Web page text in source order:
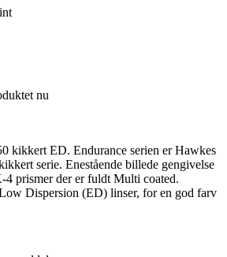
nu
kikkert ED. Endurance serien er Hawkes
serie. Enestående billede gengivelse
prismer der er fuldt Multi coated.
Dispersion (ED) linser, for en god farv